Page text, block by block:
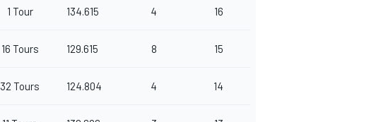
1 Tour 134.615 4 16
16 Tours 129.615 8 15
32 Tours 124.804 4 14